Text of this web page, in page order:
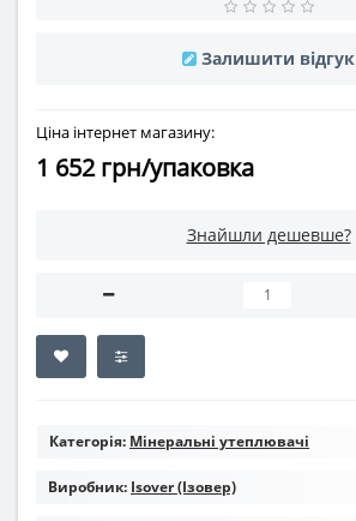
Залишити відгук
Ціна інтернет магазину:
1 652 грн/упаковка
Знайшли дешевше?
Категорія: Мінеральні утеплювачі
Виробник: Isover (Ізовер)